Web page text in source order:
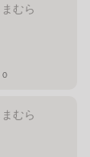
むら
むら